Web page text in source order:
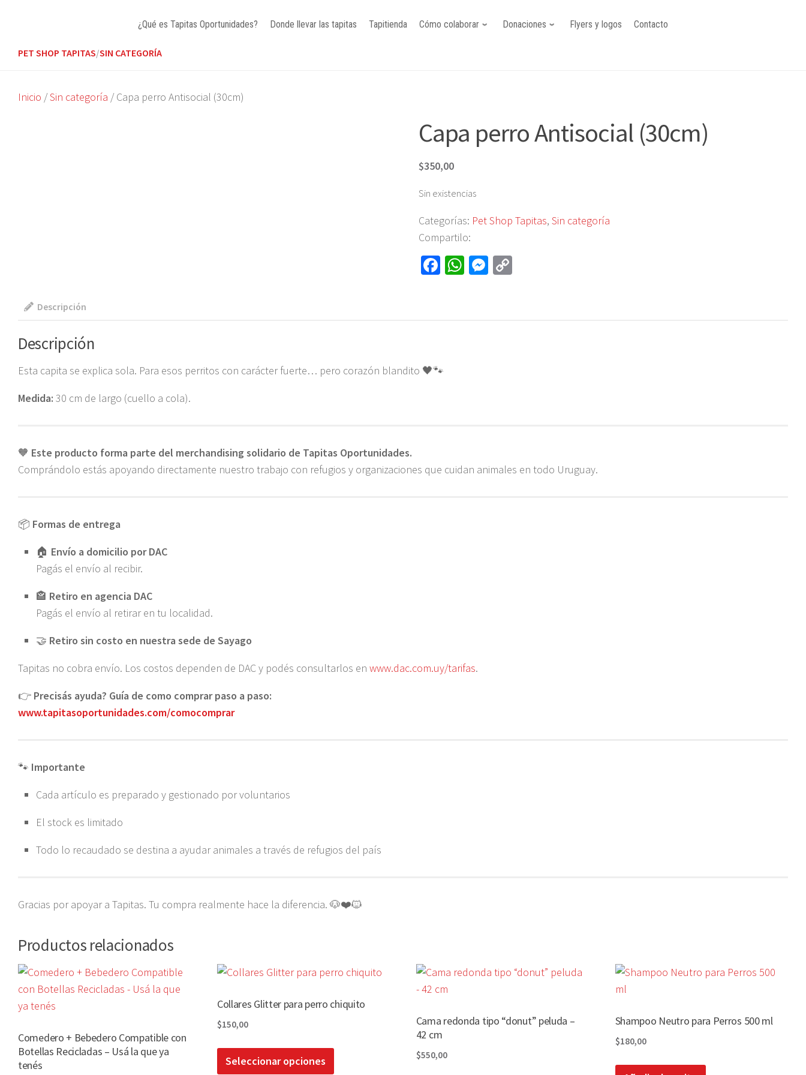
¿Qué es Tapitas Oportunidades? Donde llevar las tapitas Tapitienda Cómo colaborar Donaciones Flyers y logos Contacto
PET SHOP TAPITAS/SIN CATEGORÍA
Inicio /Sin categoría / Capa perro Antisocial (30cm)
Capa perro Antisocial (30cm)
$350,00
Sin existencias
Categorías: Pet Shop Tapitas, Sin categoría
Compartilo:
Fa W M C
Descripción
Descripción
Esta capita se explica sola. Para esos perritos con carácter fuerte… pero corazón blandito 🖤🐾
Medida: 30 cm de largo (cuello a cola).
🧡 Este producto forma parte del merchandising solidario de Tapitas Oportunidades.
Comprándolo estás apoyando directamente nuestro trabajo con refugios y organizaciones que cuidan animales en todo Uruguay.
📦 Formas de entrega
🏠 Envío a domicilio por DAC
Pagás el envío al recibir.
🏤 Retiro en agencia DAC
Pagás el envío al retirar en tu localidad.
🤝 Retiro sin costo en nuestra sede de Sayago
Tapitas no cobra envío. Los costos dependen de DAC y podés consultarlos en www.dac.com.uy/tarifas.
👉 Precisás ayuda? Guía de como comprar paso a paso:
www.tapitasoportunidades.com/comocomprar
🐾 Importante
Cada artículo es preparado y gestionado por voluntarios
El stock es limitado
Todo lo recaudado se destina a ayudar animales a través de refugios del país
Gracias por apoyar a Tapitas. Tu compra realmente hace la diferencia. 🐶❤️🐱
Productos relacionados
Comedero + Bebedero Compatible con
Botellas Recicladas – Usá la que ya
tenés
Collares Glitter para perro chiquito
$150,00
Seleccionar opciones
Este
Cama redonda tipo “donut” peluda –
42 cm
$550,00
Shampoo Neutro para Perros 500 ml
$180,00